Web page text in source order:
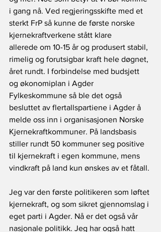
i gang nå. Ved regjeringsskifte med et
sterkt FrP så kunne de første norske
kjernekraftverkene stått klare
allerede om 10-15 år og produsert stabil,
rimelig og forutsigbar kraft hele døgnet,
året rundt. I forbindelse med budsjett
og økonomiplan i Agder
Fylkeskommune så ble det også
besluttet av flertallspartiene i Agder å
melde oss inn i organisasjonen Norske
Kjernekraftkommuner. På landsbasis
stiller rundt 50 kommuner seg positive
til kjernekraft i egen kommune, mens
vindkraft på land kun ønskes av et fåtall.
Jeg var den første politikeren som løftet
kjernekraft, og som sikret gjennomslag i
eget parti i Agder. Nå er det også vår
nasjonale politikk. Jeg har også hatt